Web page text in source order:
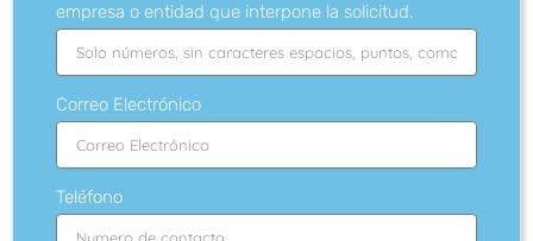
empresa o entidad que interpone la solicitud.
Correo Electrónico
Teléfono